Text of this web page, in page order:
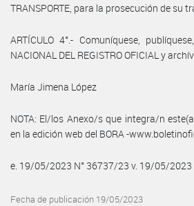
TRANSPORTE, para la prosecución de su
ARTÍCULO 4°.- Comuníquese,
NACIONAL DEL REGISTRO OFICIAL y
María Jimena López
NOTA: El/los Anexo/s que integra/n
en la edición web del BORA -
e. 19/05/2023 N° 36737/23 v. 19/05/2023
Fecha de publicación 19/05/2023